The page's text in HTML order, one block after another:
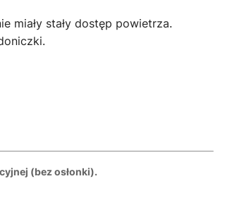
miały stały dostęp powietrza.
(bez osłonki).